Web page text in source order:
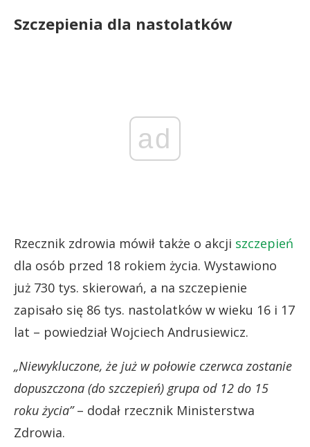
Szczepienia dla nastolatków
ad
Rzecznik zdrowia mówił także o akcji szczepień
dla osób przed 18 rokiem życia. Wystawiono
już 730 tys. skierowań, a na szczepienie
zapisało się 86 tys. nastolatków w wieku 16 i 17
lat – powiedział Wojciech Andrusiewicz.
„Niewykluczone, że już w połowie czerwca zostanie
dopuszczona (do szczepień) grupa od 12 do 15
roku życia”– dodał rzecznik Ministerstwa
Zdrowia.